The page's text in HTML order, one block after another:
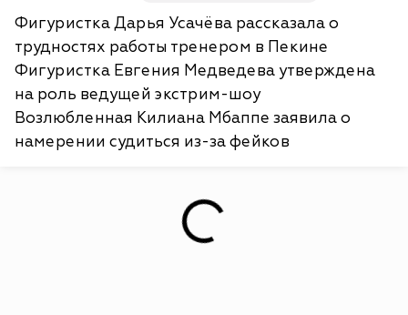
Фигуристка Дарья Усачёва рассказала о
трудностях работы тренером в Пекине
Фигуристка Евгения Медведева утверждена
на роль ведущей экстрим-шоу
Возлюбленная Килиана Мбаппе заявила о
намерении судиться из-за фейков